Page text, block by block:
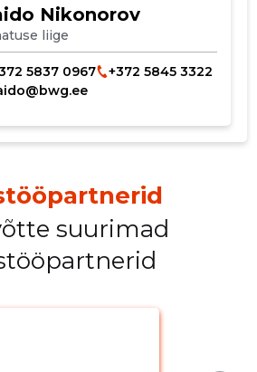
Nikonorov
liige
5837 0967
+372 5845 3322
suurimad
MUUDA